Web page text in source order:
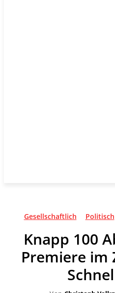
Gesellschaftlich Politisch
Knapp 100
Premiere